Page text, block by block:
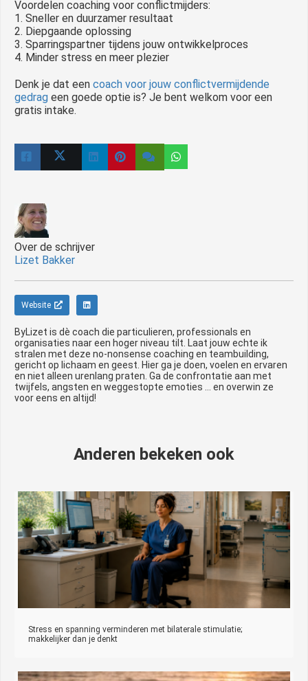
Voordelen coaching voor conflictmijders:
1. Sneller en duurzamer resultaat
2. Diepgaande oplossing
3. Sparringspartner tijdens jouw ontwikkelproces
4. Minder stress en meer plezier
Denk je dat een coach voor jouw conflictvermijdende
gedrag een goede optie is? Je bent welkom voor een
gratis intake.
Over de schrijver
Lizet Bakker
Website
ByLizet is dè coach die particulieren, professionals en
organisaties naar een hoger niveau tilt. Laat jouw echte ik
stralen met deze no-nonsense coaching en teambuilding,
gericht op lichaam en geest. Hier ga je doen, voelen en ervaren
en niet alleen urenlang praten. Ga de confrontatie aan met
twijfels, angsten en weggestopte emoties … en overwin ze
voor eens en altijd!
Anderen bekeken ook
Stress en spanning verminderen met bilaterale stimulatie;
makkelijker dan je denkt